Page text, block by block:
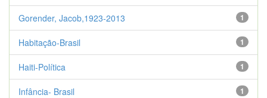
1
Gorender, Jacob,1923-2013
1
Habitação-Brasil
1
Haiti-Política
1
Infância- Brasil